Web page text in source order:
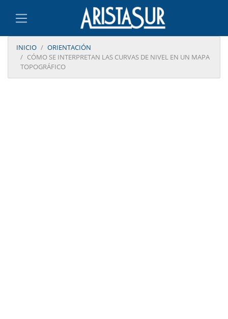
INICIO
ORIENTACIÓN
CÓMO SE INTERPRETAN LAS CURVAS DE NIVEL EN UN MAPA
TOPOGRÁFICO